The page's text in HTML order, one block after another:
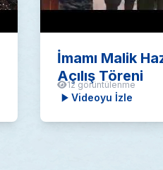
İmamı Malik
Açılış Töreni
12 görüntülenme
Videoyu İzle